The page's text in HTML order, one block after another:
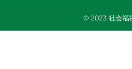
© 2023 社会福